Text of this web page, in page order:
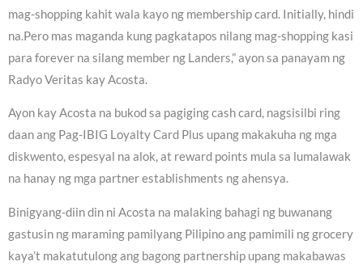
mag-shopping kahit wala kayo ng membership card. Initially, hindi
na.Pero mas maganda kung pagkatapos nilang mag-shopping kasi
para forever na silang member ng Landers,” ayon sa panayam ng
Radyo Veritas kay Acosta.
Ayon kay Acosta na bukod sa pagiging cash card, nagsisilbi ring
daan ang Pag-IBIG Loyalty Card Plus upang makakuha ng mga
diskwento, espesyal na alok, at reward points mula sa lumalawak
na hanay ng mga partner establishments ng ahensya.
Binigyang-diin din ni Acosta na malaking bahagi ng buwanang
gastusin ng maraming pamilyang Pilipino ang pamimili ng grocery
kaya’t makatutulong ang bagong partnership upang makabawas